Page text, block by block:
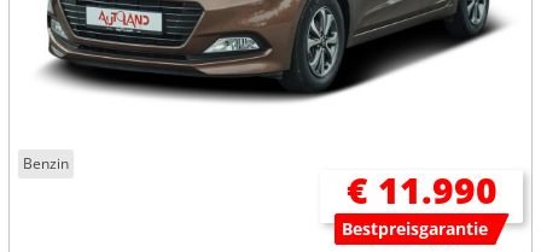
Benzin
€ 11.990
Bestpreisgarantie